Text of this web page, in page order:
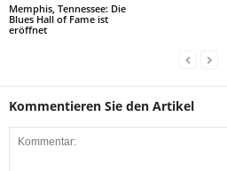
Memphis, Tennessee: Die
Blues Hall of Fame ist
eröffnet
Kommentieren Sie den Artikel